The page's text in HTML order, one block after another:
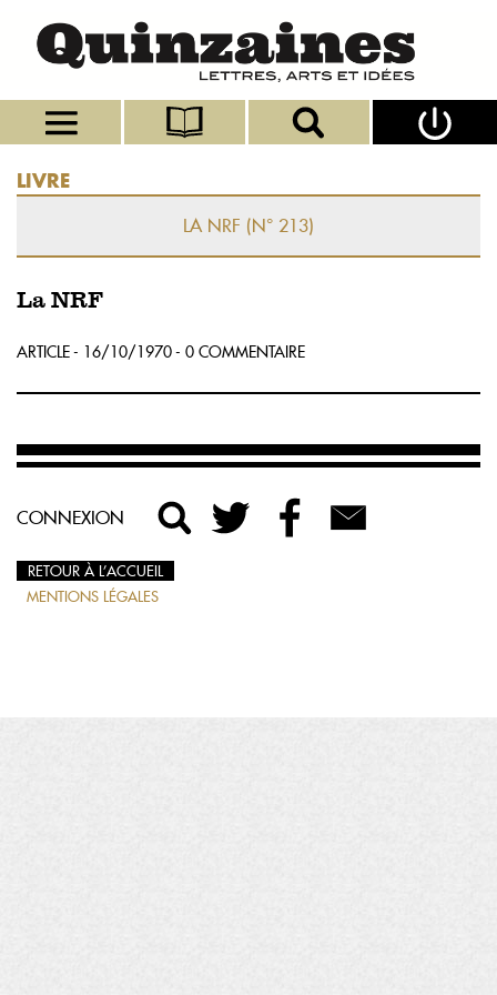
LIVRE
LA NRF (N° 213)
La NRF
ARTICLE - 16/10/1970 - 0 COMMENTAIRE
CONNEXION
RETOUR À L’ACCUEIL
MENTIONS LÉGALES